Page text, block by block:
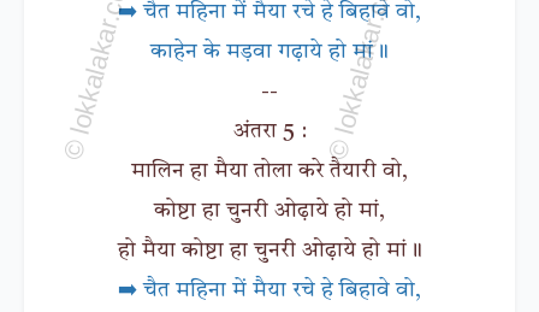
➡️ चैत महिना में मैया रचे हे बिहावे वो,
काहेन के मड़वा गढ़ाये हो मां॥
--
अंतरा 5 :
मालिन हा मैया तोला करे तैयारी वो,
कोष्टा हा चुनरी ओढ़ाये हो मां,
हो मैया कोष्टा हा चुनरी ओढ़ाये हो मां॥
➡️ चैत महिना में मैया रचे हे बिहावे वो,